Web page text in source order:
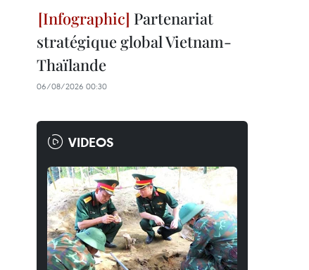
Partenariat
stratégique global Vietnam-
Thaïlande
06/08/2026 00:30
VIDEOS